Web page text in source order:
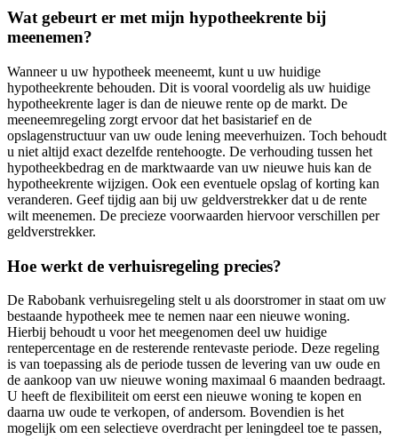
Wat gebeurt er met mijn hypotheekrente bij
meenemen?
Wanneer u uw hypotheek meeneemt, kunt u uw huidige
hypotheekrente behouden. Dit is vooral voordelig als uw huidige
hypotheekrente lager is dan de nieuwe rente op de markt. De
meeneemregeling zorgt ervoor dat het basistarief en de
opslagenstructuur van uw oude lening meeverhuizen. Toch behoudt
u niet altijd exact dezelfde rentehoogte. De verhouding tussen het
hypotheekbedrag en de marktwaarde van uw nieuwe huis kan de
hypotheekrente wijzigen. Ook een eventuele opslag of korting kan
veranderen. Geef tijdig aan bij uw geldverstrekker dat u de rente
wilt meenemen. De precieze voorwaarden hiervoor verschillen per
geldverstrekker.
Hoe werkt de verhuisregeling precies?
De Rabobank verhuisregeling stelt u als doorstromer in staat om uw
bestaande hypotheek mee te nemen naar een nieuwe woning.
Hierbij behoudt u voor het meegenomen deel uw huidige
rentepercentage en de resterende rentevaste periode. Deze regeling
is van toepassing als de periode tussen de levering van uw oude en
de aankoop van uw nieuwe woning maximaal 6 maanden bedraagt.
U heeft de flexibiliteit om eerst een nieuwe woning te kopen en
daarna uw oude te verkopen, of andersom. Bovendien is het
mogelijk om een selectieve overdracht per leningdeel toe te passen,